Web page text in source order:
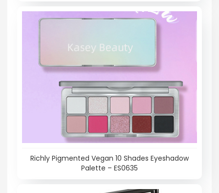
Richly Pigmented Vegan 10 Shades Eyeshadow
Palette – ES0635